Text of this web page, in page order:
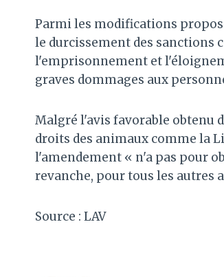
Parmi les modifications
le durcissement des sanctions
l'emprisonnement et
graves dommages aux
Malgré l'avis favorable obtenu
droits des animaux comme la
l'amendement « n'a pas pour
revanche, pour tous les autres
Source : LAV